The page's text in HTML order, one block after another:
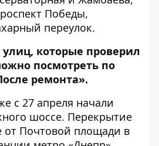
Победы,
переулок.
улиц, которые проверил
посмотреть по
ремонта».
с 27 апреля начали
шоссе. Перекрытие
от Почтовой площади в